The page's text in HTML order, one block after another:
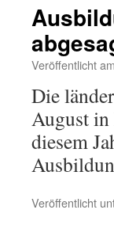
Veröffentlicht am
Die
August in
diesem
Veröffentlicht